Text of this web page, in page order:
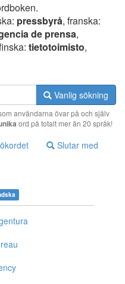
pressbyrå, franska:
de prensa,
tietotoimisto,
Vanlig sökning
användarna övar på och själv
ord på totalt mer än 20 språk!
Slutar med